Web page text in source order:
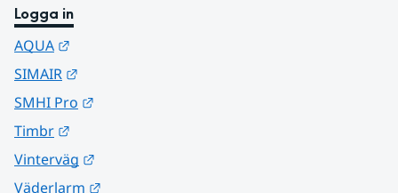
Logga in
AQUA
SIMAIR
SMHI Pro
Timbr
Vinterväg
Väderlarm